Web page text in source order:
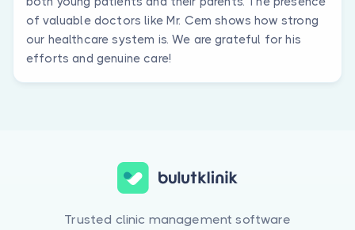
of valuable doctors like Mr. Cem shows how strong
our healthcare system is. We are grateful for his
efforts and genuine care!
Trusted clinic management software